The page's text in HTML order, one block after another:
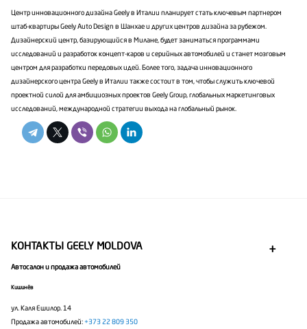
Центр инновационного дизайна Geely в Италии планирует стать ключевым партнером
штаб-квартиры Geely Auto Design в Шанхае и других центров дизайна за рубежом.
Дизайнерский центр, базирующийся в Милане, будет заниматься программами
исследований и разработок концепт-каров и серийных автомобилей и станет мозговым
центром для разработки передовых идей. Более того, задача инновационного
дизайнерского центра Geely в Италии также состоит в том, чтобы служить ключевой
проектной силой для амбициозных проектов Geely Group, глобальных маркетинговых
исследований, международной стратегии выхода на глобальный рынок.
КОНТАКТЫ GEELY MOLDOVA
Автосалон и продажа автомобилей
Кишинёв
ул. Каля Ешилор. 14
Продажа автомобилей:+373 22 809 350